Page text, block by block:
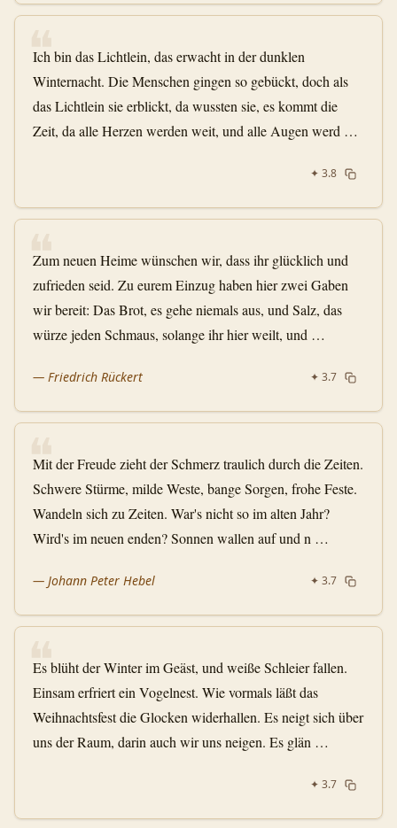
❝
Ich bin das Lichtlein, das erwacht in der dunklen
Winternacht. Die Menschen gingen so gebückt, doch als
das Lichtlein sie erblickt, da wussten sie, es kommt die
Zeit, da alle Herzen werden weit, und alle Augen werd …
✦ 3.8
❝
Zum neuen Heime wünschen wir, dass ihr glücklich und
zufrieden seid. Zu eurem Einzug haben hier zwei Gaben
wir bereit: Das Brot, es gehe niemals aus, und Salz, das
würze jeden Schmaus, solange ihr hier weilt, und …
— Friedrich Rückert ✦ 3.7
❝
Mit der Freude zieht der Schmerz traulich durch die Zeiten.
Schwere Stürme, milde Weste, bange Sorgen, frohe Feste.
Wandeln sich zu Zeiten. War's nicht so im alten Jahr?
Wird's im neuen enden? Sonnen wallen auf und n …
— Johann Peter Hebel ✦ 3.7
❝
Es blüht der Winter im Geäst, und weiße Schleier fallen.
Einsam erfriert ein Vogelnest. Wie vormals läßt das
Weihnachtsfest die Glocken widerhallen. Es neigt sich über
uns der Raum, darin auch wir uns neigen. Es glän …
✦ 3.7